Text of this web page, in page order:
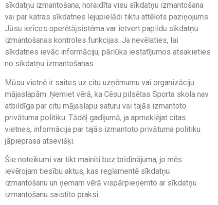
sīkdatņu izmantošana, noraidīta visu sīkdatņu izmantošana
vai par katras sīkdatnes lejupielādi tiktu attēlots paziņojums.
Jūsu ierīces operētājsistēma var ietvert papildu sīkdatņu
izmantošanas kontroles funkcijas. Ja nevēlaties, lai
sīkdatnes ievāc informāciju, pārlūka iestatījumos atsakieties
no sīkdatņu izmantošanas.
Mūsu vietnē ir saites uz citu uzņēmumu vai organizāciju
mājaslapām. Ņemiet vērā, ka Cēsu pilsētas Sporta skola nav
atbildīga par citu mājaslapu saturu vai tajās izmantoto
privātuma politiku. Tādēļ gadījumā, ja apmeklējat citas
vietnes, informācija par tajās izmantoto privātuma politiku
jāpieprasa atsevišķi.
Šie noteikumi var tikt mainīti bez brīdinājuma, jo mēs
ievērojam tiesību aktus, kas reglamentē sīkdatņu
izmantošanu un ņemam vērā vispārpieņemto ar sīkdatņu
izmantošanu saistīto praksi.